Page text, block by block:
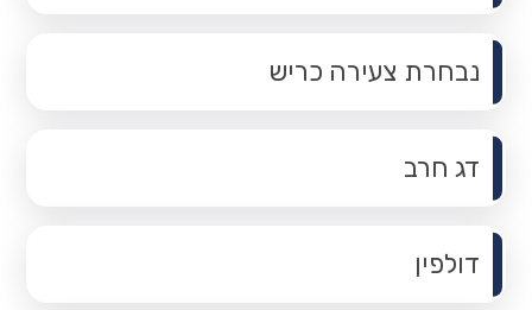
נבחרת צעירה כריש
דג חרב
דולפין